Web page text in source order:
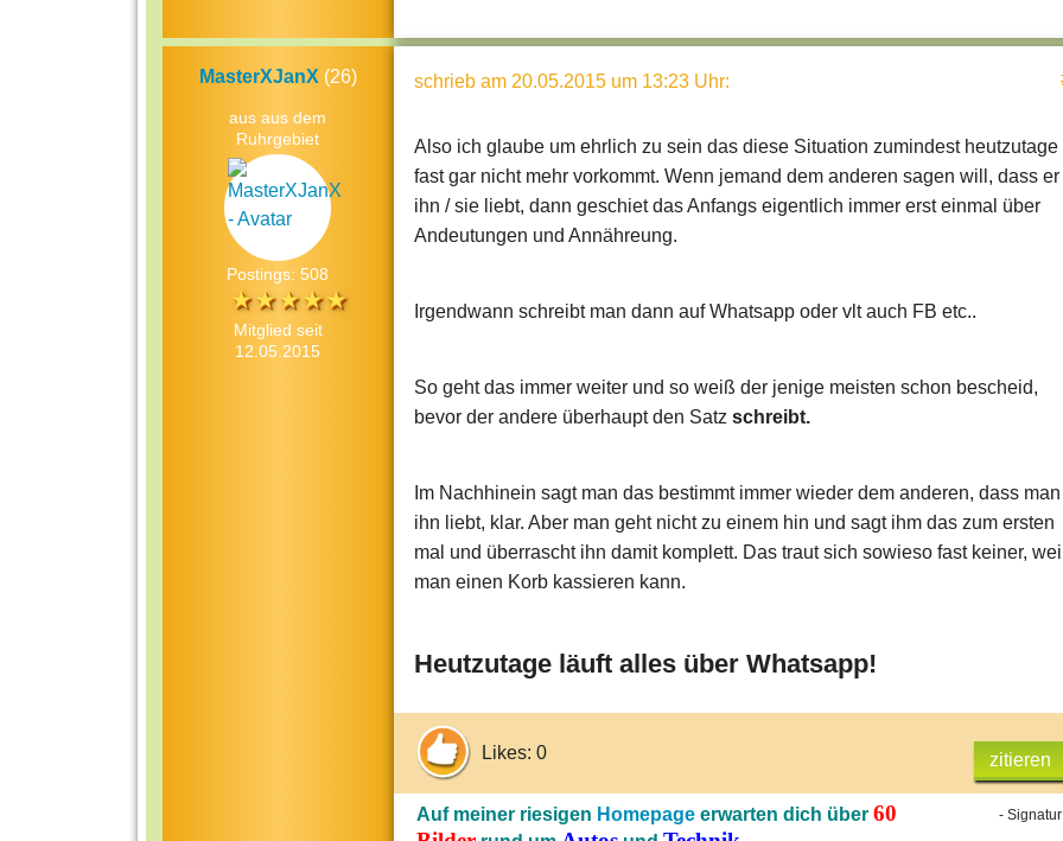
MasterXJanX (26)
aus aus dem
Ruhrgebiet
Postings: 508
Mitglied seit
12.05.2015
schrieb am 20.05.2015 um 13:23 Uhr:
Also ich glaube um ehrlich zu sein das diese Situation zumindest heutzutage
fast gar nicht mehr vorkommt. Wenn jemand dem anderen sagen will, dass er
ihn / sie liebt, dann geschiet das Anfangs eigentlich immer erst einmal über
Andeutungen und Annähreung.
Irgendwann schreibt man dann auf Whatsapp oder vlt auch FB etc..
So geht das immer weiter und so weiß der jenige meisten schon bescheid,
bevor der andere überhaupt den Satz schreibt.
Im Nachhinein sagt man das bestimmt immer wieder dem anderen, dass man
ihn liebt, klar. Aber man geht nicht zu einem hin und sagt ihm das zum ersten
mal und überrascht ihn damit komplett. Das traut sich sowieso fast keiner,
man einen Korb kassieren kann.
Heutzutage läuft alles über Whatsapp!
Likes: 0 zitieren
-
Auf meiner riesigen Homepageerwarten dich über 60